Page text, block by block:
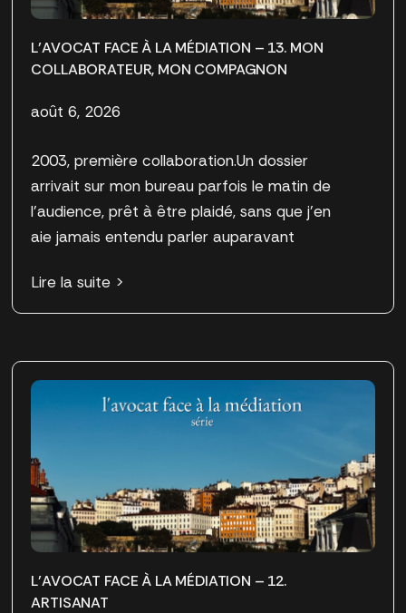
L’AVOCAT FACE À LA MÉDIATION – 13. MON
COLLABORATEUR, MON COMPAGNON
août 6, 2026
2003, première collaboration.Un dossier
arrivait sur mon bureau parfois le matin de
l’audience, prêt à être plaidé, sans que j’en
aie jamais entendu parler auparavant
Lire la suite >
L’AVOCAT FACE À LA MÉDIATION – 12.
ARTISANAT